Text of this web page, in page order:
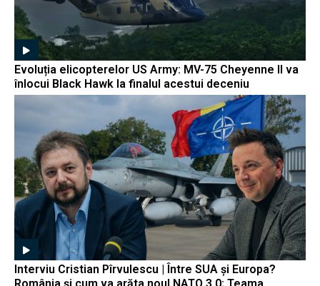
Evoluția elicopterelor US Army: MV-75 Cheyenne II va
înlocui Black Hawk la finalul acestui deceniu
Interviu Cristian Pîrvulescu | Între SUA și Europa?